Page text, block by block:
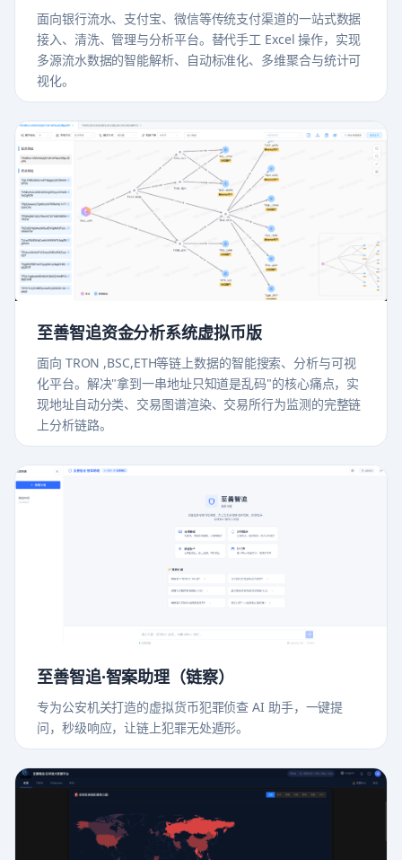
面向银行流水、支付宝、微信等传统支付渠道的一站式数据
接入、清洗、管理与分析平台。替代手工 Excel 操作，实现
多源流水数据的智能解析、自动标准化、多维聚合与统计可
视化。
至善智追资金分析系统虚拟币版
面向 TRON ,BSC,ETH等链上数据的智能搜索、分析与可视
化平台。解决"拿到一串地址只知道是乱码"的核心痛点，实
现地址自动分类、交易图谱渲染、交易所行为监测的完整链
上分析链路。
至善智追·智案助理（链察）
专为公安机关打造的虚拟货币犯罪侦查 AI 助手，一键提
问，秒级响应，让链上犯罪无处遁形。